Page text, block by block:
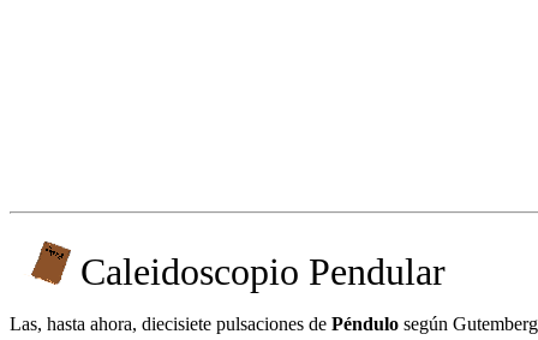
Caleidoscopio Pendular
Las, hasta ahora, diecisiete pulsaciones de Péndulo según